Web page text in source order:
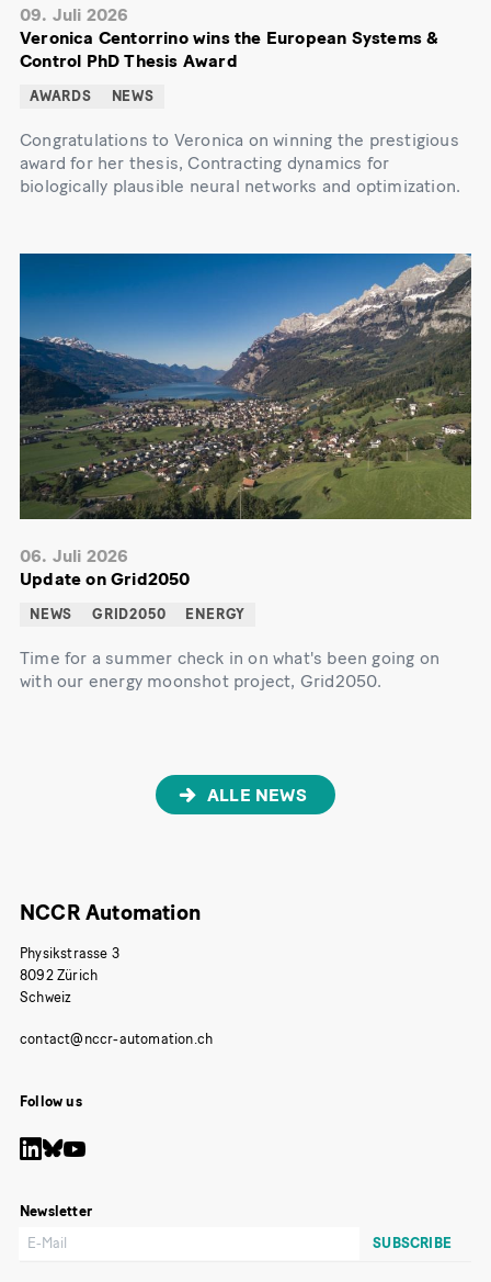
09. Juli 2026
Veronica Centorrino wins the European Systems &
Control PhD Thesis Award
AWARDS NEWS
Congratulations to Veronica on winning the prestigious
award for her thesis, Contracting dynamics for
biologically plausible neural networks and optimization.
06. Juli 2026
Update on Grid2050
NEWS GRID2050 ENERGY
Time for a summer check in on what's been going on
with our energy moonshot project, Grid2050.
ALLE NEWS
NCCR Automation
Physikstrasse 3
8092 Zürich
Schweiz
Follow us
Newsletter